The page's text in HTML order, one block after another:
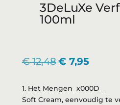
3DeLuXe
100ml
€12,48
€ 12,48.
€7,95
is:
€ 7,95.
1. Het Mengen_x000D_
Soft Cream, eenvoudig te